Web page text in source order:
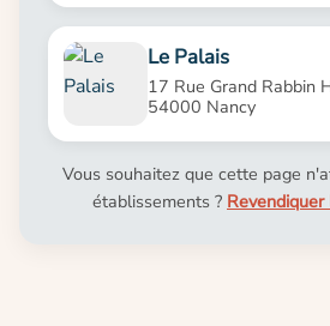
Le Palais
17 Rue Grand Rabbin
54000 Nancy
Vous souhaitez que cette page
établissements ?